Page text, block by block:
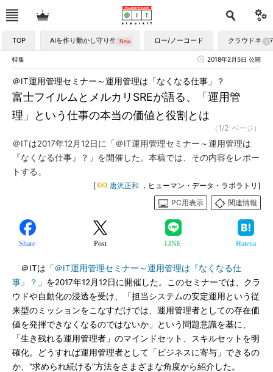
TOP AIを作り動かし守り生かす ロー/ノーコード クラウドネイ
特集 2018年2月5日 公開
富士フイルムとメルカリSREが語る、「運用管
理」という仕事の本当の価値と役割とは
＠IT運用管理セミナー～運用管理は「なくなる仕事」？
（1/2 ページ）
＠ITは2017年12月12日に「＠IT運用管理セミナー～運用管理は
『なくなる仕事』？」を開催した。本稿では、その内容をレポー
トする。
[ 唐沢正和 ，ヒューマン・データ・ラボラトリ]
PC用表示
関連情報
Share Post LINE Hatena
＠ITは「＠IT運用管理セミナー～運用管理は『なくなる仕
事』？ 」を2017年12月12日に開催した。このセミナーでは、クラ
ウドや自動化の浸透を受け、「担当システムの安定運用という従
来型のミッションをこなすだけでは、運用管理者としての存在価
値を発揮できなくなるのではないか」という問題意識を基に、
「生き残れる運用管理者」のマインドセット、スキルセットを明
確化。どうすれば運用管理者として「ビジネスに寄与」できるの
か、“求められ続ける”方法をさまざまな角度から紹介した。